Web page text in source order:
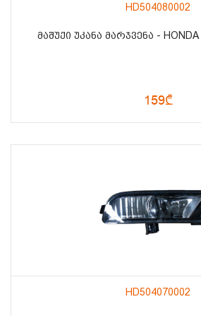
HD504080002
ᲛᲐᲨᲣᲥᲘ ᲣᲙᲐᲜᲐ ᲛᲐᲠᲯᲕᲔᲜᲐ -
159₾
HD504070002